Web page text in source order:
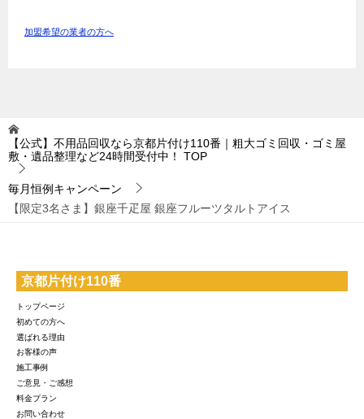
加盟希望の業者の方へ
【公式】不用品回収なら京都片付け110番｜粗大ゴミ回収・ゴミ屋
敷・遺品整理など24時間受付中！
TOP
毎月恒例キャンペーン
【限定3名さま】銀座千疋屋 銀座フルーツタルトアイス
京都片付け110番
トップページ
初めての方へ
選ばれる理由
お客様の声
施工事例
ご意見・ご感想
料金プラン
お問い合わせ